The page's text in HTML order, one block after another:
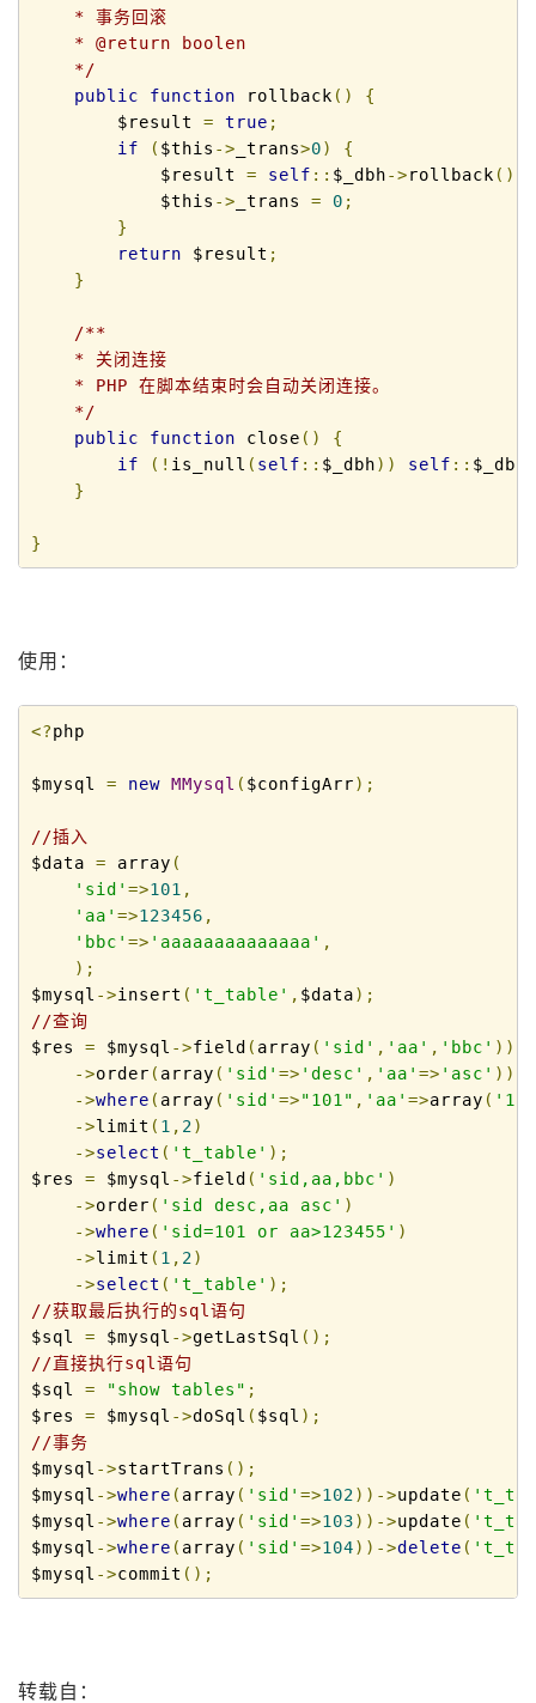
* 事务回滚
* @return boolen
*/
public
function rollback ()
{
$result = true ;
if
( $this -> _trans>0)
{
$result = self :: $_dbh->rollback ();
$this -> _trans = 0 ;
}
return $result ;
}
/**
* 关闭连接
* PHP 在脚本结束时会自动关闭连接。
*/
public
function close ()
{
if
(! is_null ( self :: $_dbh)) self :: $_dbh
}
}
使用：
<?php
$mysql = new MMysql ( $configArr);
//插入
$data = array (
'sid' =>101 ,
'aa' =>123456 ,
'bbc' => 'aaaaaaaaaaaaaa' ,
);
$mysql ->insert ( 't_table' , $data);
//查询
$res = $mysql ->field ( array ( 'sid' , 'aa' , 'bbc' ))
->order ( array ( 'sid' => 'desc' , 'aa' => 'asc' ))
->where ( array ( 'sid' =>"101" , 'aa' =>array (
->limit ( 1 , 2)
->select ( 't_table' );
$res = $mysql ->field ( 'sid,aa,bbc' )
->order ( 'sid desc,aa asc' )
->where ( 'sid=101 or aa>123455' )
->limit ( 1 , 2)
->select ( 't_table' );
//获取最后执行的sql语句
$sql = $mysql ->getLastSql ();
//直接执行sql语句
$sql = "show tables" ;
$res = $mysql ->doSql ( $sql );
//事务
$mysql ->startTrans ();
$mysql ->where ( array ( 'sid' =>102))->update (
$mysql ->where ( array ( 'sid' =>103))->update (
$mysql ->where ( array ( 'sid' =>104))->delete (
$mysql ->commit ();
转载自：